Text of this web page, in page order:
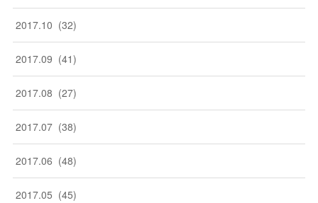
2017.10 (32)
2017.09 (41)
2017.08 (27)
2017.07 (38)
2017.06 (48)
2017.05 (45)